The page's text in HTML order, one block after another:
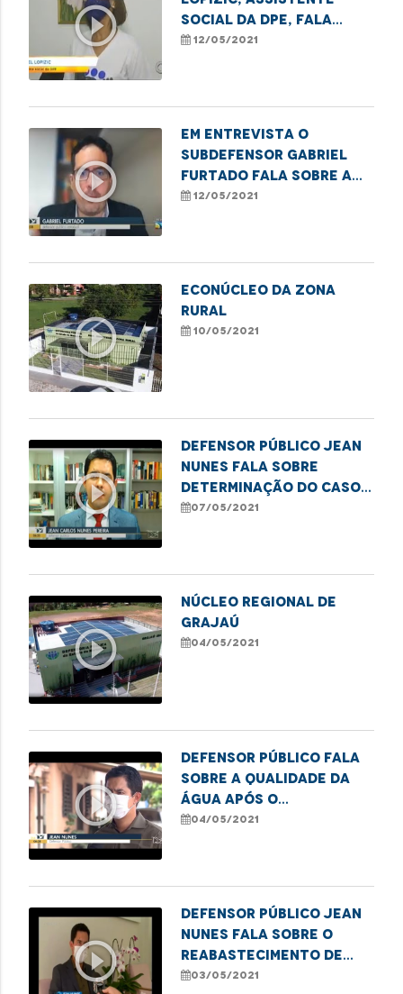
play_circle_outline
social da DPE, fala
sobre casos de
12/05/2021
play_circle_outline
Em entrevista o
subdefensor Gabriel
Furtado fala sobre a
Tarifa Social de
12/05/2021
play_circle_outline
Econúcleo da Zona
Rural
10/05/2021
play_circle_outline
Defensor Público Jean
Nunes fala sobre
determinação do caso
do avião pulverizador
07/05/2021
play_circle_outline
Núcleo Regional de
Grajaú
04/05/2021
play_circle_outline
Defensor Público fala
sobre a qualidade da
água após o
rompimento da
04/05/2021
play_circle_outline
Defensor Público Jean
Nunes fala sobre o
reabastecimento de
água da comunidade
03/05/2021